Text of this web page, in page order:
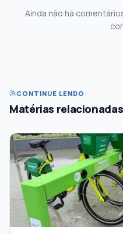
Ainda não há
CONTINUE LENDO
Matérias relacionadas